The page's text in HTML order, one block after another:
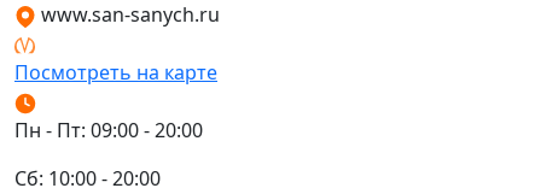
www.san-sanych.ru
Посмотреть на карте
Пн - Пт: 09:00 - 20:00
Сб: 10:00 - 20:00